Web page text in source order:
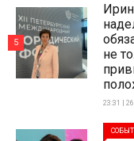
не
23:31 |
5